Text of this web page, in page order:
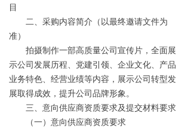
目
二、采购内容简介（以最终邀请文件为
准）
拍摄制作一部高质量公司宣传片，全面展
示公司发展历程、党建引领、企业文化、产品
业务特色、经营业绩等内容，展示公司转型发
展取得成效，提升公司品牌形象。
三、意向供应商资质要求及提交材料要求
（一）意向供应商资质要求